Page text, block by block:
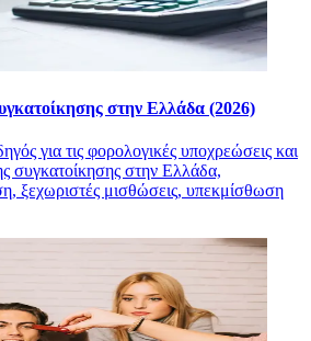
στην Ελλάδα (2026)
για τις φορολογικές υποχρεώσεις και
συγκατοίκησης στην Ελλάδα,
ξεχωριστές μισθώσεις, υπεκμίσθωση